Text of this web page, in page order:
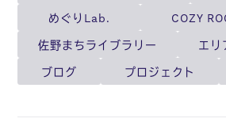
めぐりLab.
COZY
佐野まちライブラリー
エリ
ブログ
プロジェクト